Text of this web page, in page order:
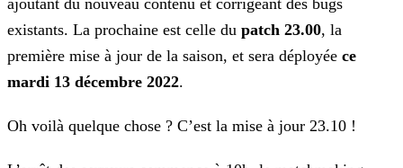
ajoutant du nouveau contenu et corrigeant des bugs
existants. La prochaine est celle du patch 23.00, la
première mise à jour de la saison, et sera déployée ce
mardi 13 décembre 2022.
Oh voilà quelque chose ? C’est la mise à jour 23.10 !